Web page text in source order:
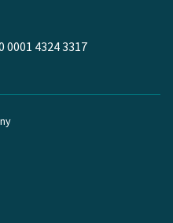
0001 4324 3317